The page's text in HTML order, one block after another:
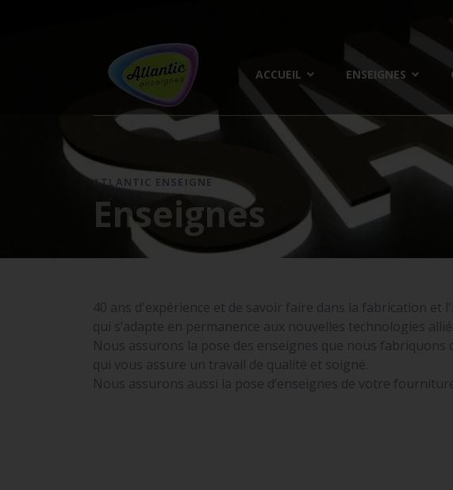
ACCUEIL ENSEIGNES
ATLANTIC ENSEIGNE
Enseignes
40 ans d'expérience et de savoir faire dans la fabrication
qui s’adapte en permanence aux nouvelles technologies
Nous assurons la pose des enseignes que nous
qui vous assure un travail de qualité et soigné.
Nous assurons aussi la pose d’enseignes de votre